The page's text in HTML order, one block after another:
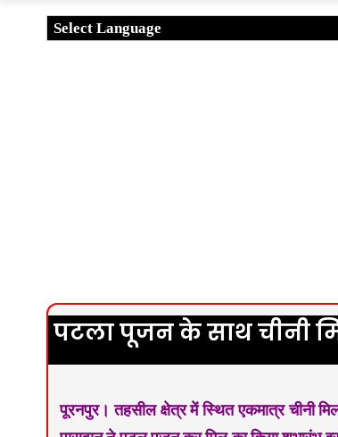
पटला पूजन के साथ चीनी
पूरनपुर। तहसील क्षेत्र में स्थित एकमात्र चीनी